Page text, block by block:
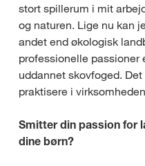
stort spillerum i mit
og naturen. Lige nu kan
andet end økologisk
professionelle passioner
uddannet skovfoged.
praktisere i
Smitter din passion for
dine børn?